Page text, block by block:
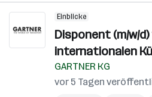
Einblicke
Disponent (m/w/
internationalen
GARTNER KG
vor 5 Tagen